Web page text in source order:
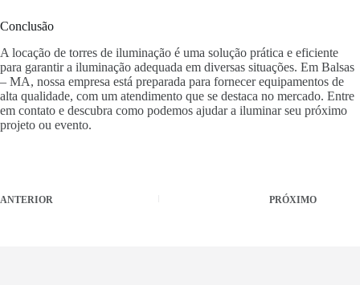
Conclusão
A locação de torres de iluminação é uma solução prática e eficiente
para garantir a iluminação adequada em diversas situações. Em Balsas
– MA, nossa empresa está preparada para fornecer equipamentos de
alta qualidade, com um atendimento que se destaca no mercado. Entre
em contato e descubra como podemos ajudar a iluminar seu próximo
projeto ou evento.
ANTERIOR PRÓXIMO